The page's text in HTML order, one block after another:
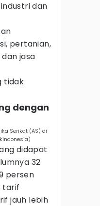
dan
pertanian,
jasa
tidak
dengan
Serikat (AS) di
didapat
32
persen
tarif
jauh lebih